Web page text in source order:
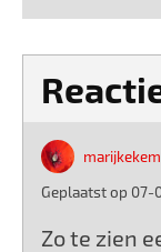
Geplaatst op 07-
Zo te zien